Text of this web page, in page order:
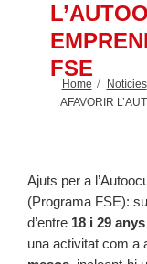
FSE
Home Notícies
AFAVORIR
Ajuts per a
(Programa FSE):
d’entre 18 i 29 anys
una activitat com a